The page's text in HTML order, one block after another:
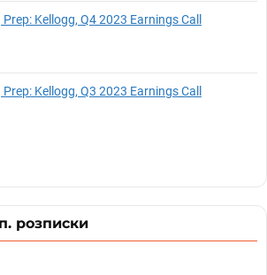
Kellogg, Q4 2023 Earnings Call
Kellogg, Q3 2023 Earnings Call
розписки